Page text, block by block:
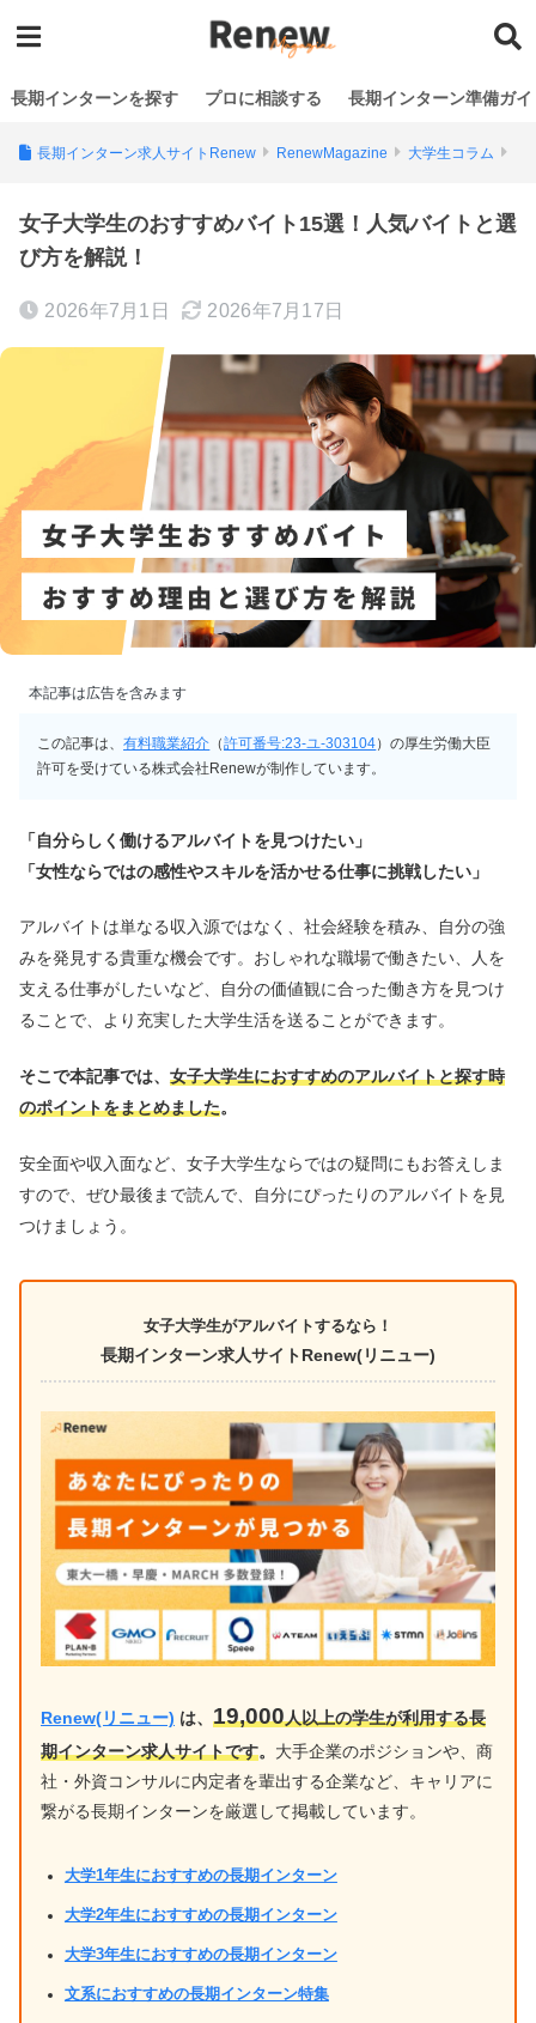
長期インターンを探す プロに相談する 長期インターン準備ガイ
長期インターン求人サイトRenew RenewMagazine 大学生コラム
女子大学生のおすすめバイト15選！人気バイトと選
び方を解説！
2026年7月1日 2026年7月17日
本記事は広告を含みます
この記事は、有料職業紹介 （許可番号:23-ユ-303104）の厚生労働大臣
許可を受けている株式会社Renewが制作しています。
「自分らしく働けるアルバイトを見つけたい」
「女性ならではの感性やスキルを活かせる仕事に挑戦したい」
アルバイトは単なる収入源ではなく、社会経験を積み、自分の強
みを発見する貴重な機会です。おしゃれな職場で働きたい、人を
支える仕事がしたいなど、自分の価値観に合った働き方を見つけ
ることで、より充実した大学生活を送ることができます。
そこで本記事では、 女子大学生におすすめのアルバイトと探す時
のポイントをまとめました。
安全面や収入面など、女子大学生ならではの疑問にもお答えしま
すので、ぜひ最後まで読んで、自分にぴったりのアルバイトを見
つけましょう。
女子大学生がアルバイトするなら！
長期インターン求人サイトRenew(リニュー)
Renew(リニュー) は、 19,000人以上の学生が利用する長
期インターン求人サイトです。 大手企業のポジションや、商
社・外資コンサルに内定者を輩出する企業など、キャリアに
繋がる長期インターンを厳選して掲載しています。
大学1年生におすすめの長期インターン
大学2年生におすすめの長期インターン
大学3年生におすすめの長期インターン
文系におすすめの長期インターン特集